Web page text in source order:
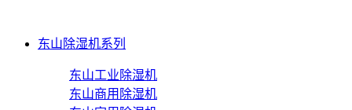
东山除湿机系列
东山工业除湿机
东山商用除湿机